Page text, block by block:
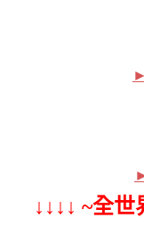
↓↓↓↓ ~全